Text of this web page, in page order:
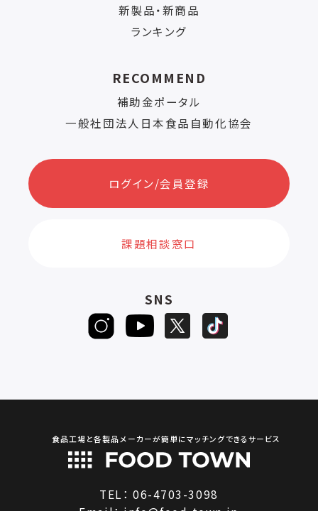
新製品・新商品
ランキング
RECOMMEND
補助金ポータル
一般社団法人日本食品自動化協会
ログイン/会員登録
課題相談窓口
SNS
食品工場と各製品メーカーが簡単にマッチングできるサービス
TEL：06-4703-3098